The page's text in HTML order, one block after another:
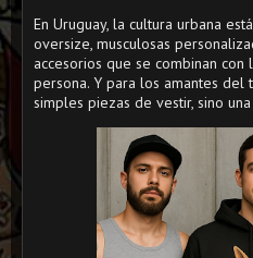
En Uruguay, la cultura urbana
oversize, musculosas
accesorios que se combinan
persona. Y para los amantes del
simples piezas de vestir, sino